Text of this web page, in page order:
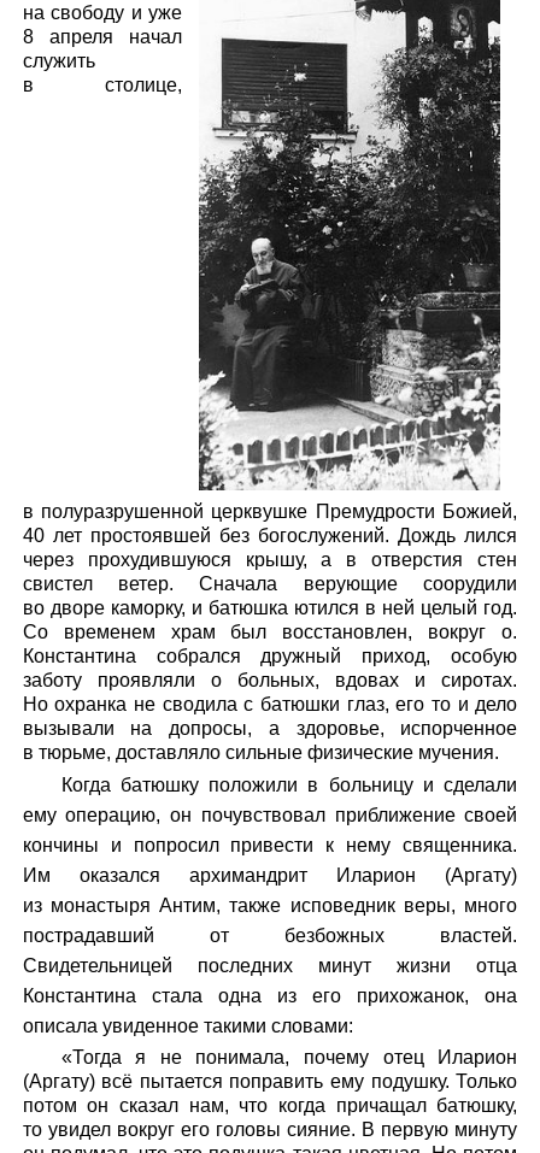
на свободу и уже
8 апреля начал
служить
в столице,
в полуразрушенной церквушке Премудрости Божией,
40 лет простоявшей без богослужений. Дождь лился
через прохудившуюся крышу, а в отверстия стен
свистел ветер. Сначала верующие соорудили
во дворе каморку, и батюшка ютился в ней целый год.
Со временем храм был восстановлен, вокруг о.
Константина собрался дружный приход, особую
заботу проявляли о больных, вдовах и сиротах.
Но охранка не сводила с батюшки глаз, его то и дело
вызывали на допросы, а здоровье, испорченное
в тюрьме, доставляло сильные физические мучения.
Когда батюшку положили в больницу и сделали
ему операцию, он почувствовал приближение своей
кончины и попросил привести к нему священника.
Им оказался архимандрит Иларион (Аргату)
из монастыря Антим, также исповедник веры, много
пострадавший от безбожных властей.
Свидетельницей последних минут жизни отца
Константина стала одна из его прихожанок, она
описала увиденное такими словами:
«Тогда я не понимала, почему отец Иларион
(Аргату) всё пытается поправить ему подушку. Только
потом он сказал нам, что когда причащал батюшку,
то увидел вокруг его головы сияние. В первую минуту